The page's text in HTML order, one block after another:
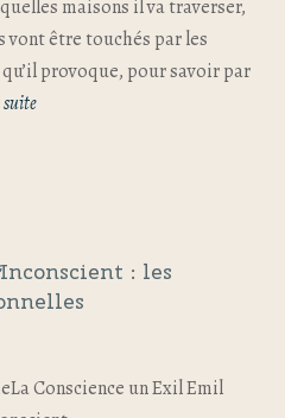
maisons il va traverser,
vont être touchés par les
provoque, pour savoir par
: les
Conscience un Exil Emil